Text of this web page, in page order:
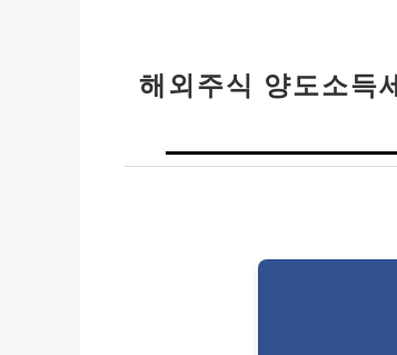
해외주식 양도소득